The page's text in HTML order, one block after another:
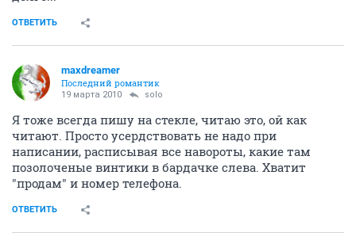
ОТВЕТИТЬ
maxdreamer
Последний романтик
19 марта 2010 solo
Я тоже всегда пишу на стекле, читаю это, ой как
читают. Просто усердствовать не надо при
написании, расписывая все навороты, какие там
позолоченые винтики в бардачке слева. Хватит
"продам" и номер телефона.
ОТВЕТИТЬ